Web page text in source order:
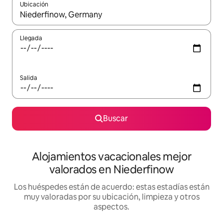
Ubicación
Cuando los resultados estén disponibles, navega con las
Llegada
Salida
Buscar
Alojamientos vacacionales mejor
valorados en Niederfinow
Los huéspedes están de acuerdo: estas estadías están
muy valoradas por su ubicación, limpieza y otros
aspectos.